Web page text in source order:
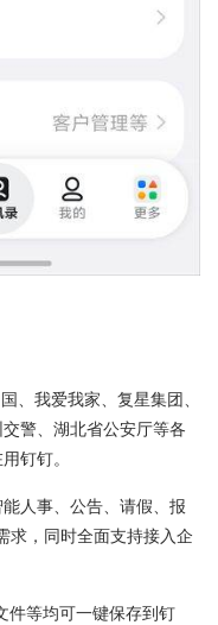
、我爱我家、复星集团、
警、湖北省公安厅等各
钉钉。
人事、公告、请假、报
求，同时全面支持接入企
件等均可一键保存到钉